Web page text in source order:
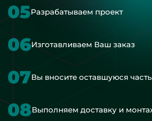
05Разрабатываем проект
06Изготавливаем Ваш заказ
07Вы вносите оставшуюся
08Выполняем доставку и